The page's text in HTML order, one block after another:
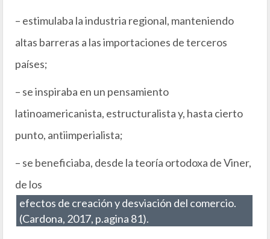
– estimulaba la industria regional, manteniendo
altas barreras a las importaciones de terceros
países;
– se inspiraba en un pensamiento
latinoamericanista, estructuralista y, hasta cierto
punto, antiimperialista;
– se beneficiaba, desde la teoría ortodoxa de Viner,
de los
efectos de creación y desviación del comercio.
(Cardona, 2017, p.agina 81).